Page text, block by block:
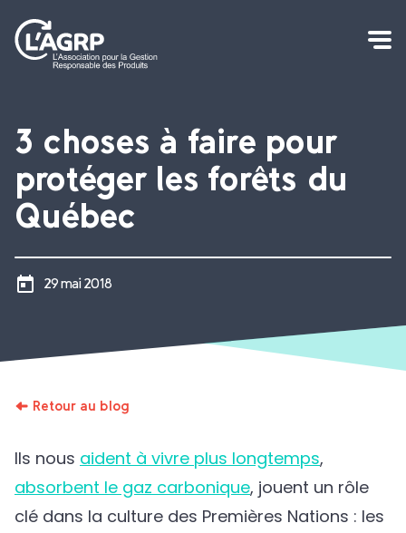
3 choses à faire pour
protéger les forêts du
Québec
29 mai 2018
Retour au blog
Ils nous aident à vivre plus longtemps,
absorbent le gaz carbonique, jouent un rôle
clé dans la culture des Premières Nations : les